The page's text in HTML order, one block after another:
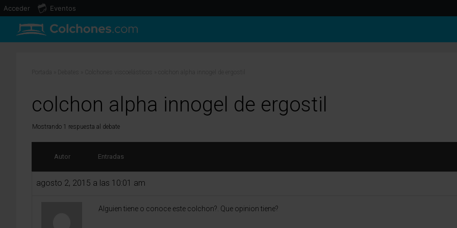
colchon alpha innogel de ergostil
Mostrando 1 respuesta al debate
Autor Entradas
agosto 2, 2015 a las 10:01 am
Alguien tiene o conoce este colchon?. Que opinion tiene?
Acceder Eventos